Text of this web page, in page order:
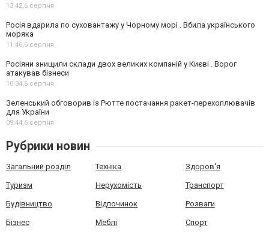
13:42,6 серпня
Росія вдарила по суховантажу у Чорному морі . Вбила українського
моряка
11:46,6 серпня
Росіяни знищили склади двох великих компаній у Києві . Ворог
атакував бізнеси
10:34,6 серпня
Зеленський обговорив із Рютте постачання ракет-перехоплювачів
для України
09:44,6 серпня
Рубрики новин
Загальний розділ Техніка Здоров'я
Туризм Нерухомість Транспорт
Будівництво Відпочинок Розваги
Бізнес Меблі Спорт